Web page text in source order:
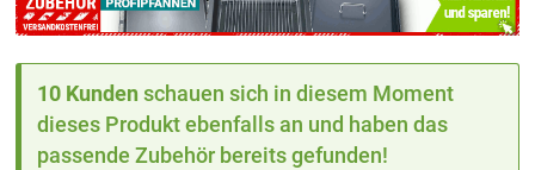
10 Kunden schauen sich in diesem Moment
dieses Produkt ebenfalls an und haben das
passende Zubehör bereits gefunden!